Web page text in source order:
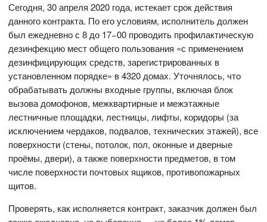
Сегодня, 30 апреля 2020 года, истекает срок действия
данного контракта. По его условиям, исполнитель должен
был ежедневно с 8 до 17−00 проводить профилактическую
дезинфекцию мест общего пользования «с применением
дезинфицирующих средств, зарегистрированных в
установленном порядке» в 4320 домах. Уточнялось, что
обрабатывать должны входные группы, включая блок
вызова домофонов, межквартирные и межэтажные
лестничные площадки, лестницы, лифты, коридоры (за
исключением чердаков, подвалов, технических этажей), все
поверхности (стены, потолок, пол, оконные и дверные
проёмы, двери), а также поверхности предметов, в том
числе поверхности почтовых ящиков, противопожарных
щитов.
Проверять, как исполняется контракт, заказчик должен был